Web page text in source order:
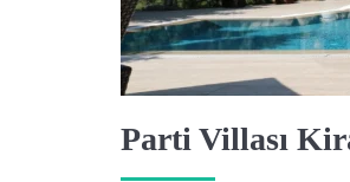
Parti Villası